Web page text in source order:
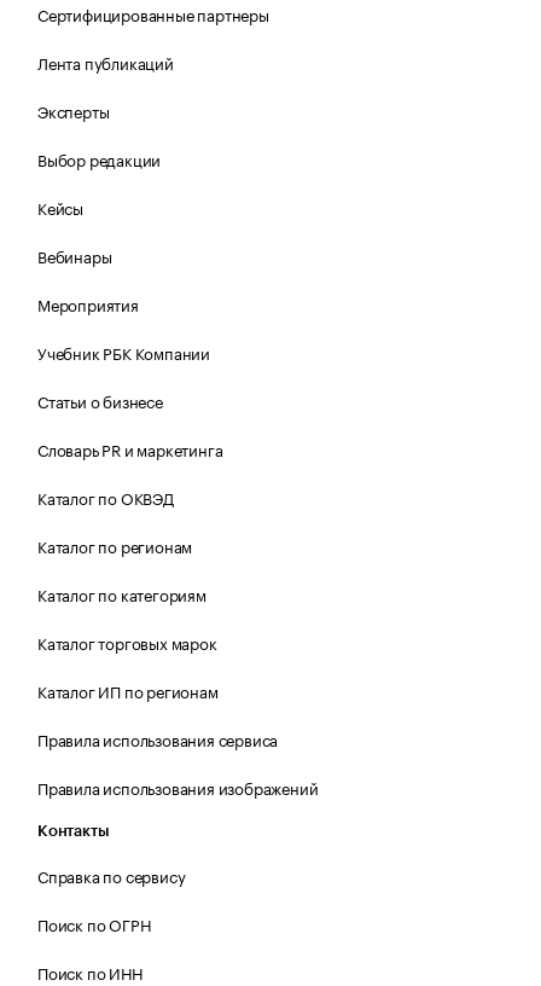
Сертифицированные партнеры
Лента публикаций
Эксперты
Выбор редакции
Кейсы
Вебинары
Мероприятия
Учебник РБК Компании
Статьи о бизнесе
Словарь PR и маркетинга
Каталог по ОКВЭД
Каталог по регионам
Каталог по категориям
Каталог торговых марок
Каталог ИП по регионам
Правила использования сервиса
Правила использования изображений
Контакты
Справка по сервису
Поиск по ОГРН
Поиск по ИНН